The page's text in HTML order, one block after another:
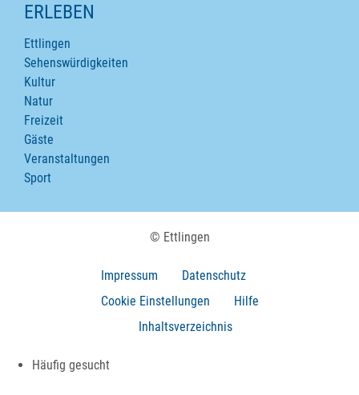
ERLEBEN
Ettlingen
Sehenswürdigkeiten
Kultur
Natur
Freizeit
Gäste
Veranstaltungen
Sport
© Ettlingen
Impressum
Datenschutz
Cookie Einstellungen
Hilfe
Inhaltsverzeichnis
Häufig gesucht